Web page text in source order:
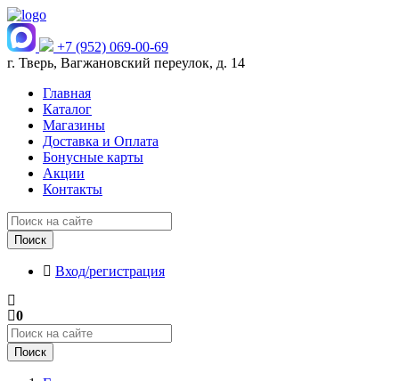
+7 (952) 069-00-69
г. Тверь, Вагжановский переулок, д. 14
Главная
Каталог
Магазины
Доставка и Оплата
Бонусные карты
Акции
Контакты
Поиск
Вход/регистрация
0
Поиск